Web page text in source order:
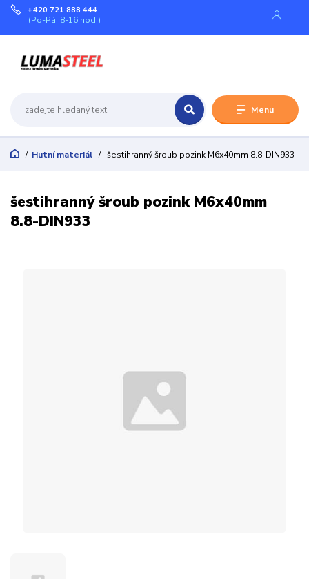
Menu
+420 721 888 444
(Po-Pá, 8-16 hod.)
Hutní materiál šestihranný šroub pozink M6x40mm 8.8-DIN933
šestihranný šroub pozink M6x40mm
8.8-DIN933